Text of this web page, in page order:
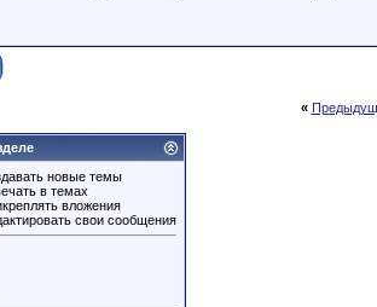
«
новые темы
в темах
вложения
свои сообщения